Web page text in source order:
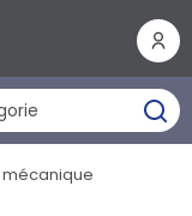
mécanique